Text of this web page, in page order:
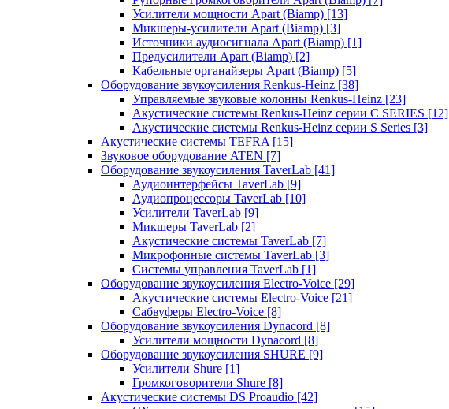
Усилители мощности Apart (Biamp) [13]
Микшеры-усилители Apart (Biamp) [3]
Источники аудиосигнала Apart (Biamp) [1]
Предусилители Apart (Biamp) [2]
Кабельные органайзеры Apart (Biamp) [5]
Оборудование звукоусиления Renkus-Heinz [38]
Управляемые звуковые колонны Renkus-Heinz [23]
Акустические системы Renkus-Heinz серии C SERIES [12]
Акустические системы Renkus-Heinz серии S Series [3]
Акустические системы TEFRA [15]
Звуковое оборудование ATEN [7]
Оборудование звукоусиления TaverLab [41]
Аудиоинтерфейсы TaverLab [9]
Аудиопроцессоры TaverLab [10]
Усилители TaverLab [9]
Микшеры TaverLab [2]
Акустические системы TaverLab [7]
Микрофонные системы TaverLab [3]
Системы управления TaverLab [1]
Оборудование звукоусиления Electro-Voice [29]
Акустические системы Electro-Voice [21]
Сабвуферы Electro-Voice [8]
Оборудование звукоусиления Dynacord [8]
Усилители мощности Dynacord [8]
Оборудование звукоусиления SHURE [9]
Усилители Shure [1]
Громкоговорители Shure [8]
Акустические системы DS Proaudio [42]